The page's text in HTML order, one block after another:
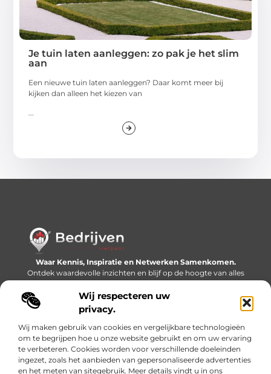
Wij respecteren uw
privacy.
Wij maken gebruik van cookies en vergelijkbare technologieën
om te begrijpen hoe u onze website gebruikt en om uw ervaring
te verbeteren. Cookies worden voor verschillende doeleinden
ingezet, zoals het aanbieden van gepersonaliseerde advertenties
en het meten van sitegebruik. Meer details vindt u in ons
Je tuin laten aanleggen: zo pak je het slim
aan
Een nieuwe tuin laten aanleggen? Daar komt meer bij
kijken dan alleen het kiezen van
Waar Kennis, Inspiratie en Netwerken Samenkomen.
Ontdek waardevolle inzichten en blijf op de hoogte van alles
wat er speelt in de wereld.
Bericht categorie
Onze informatie